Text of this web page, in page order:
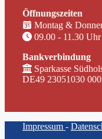
Öffnungszeiten
Montag &
09.00 - 11.30
Bankverbindung
Sparkasse
DE49 23051030
Impressum -